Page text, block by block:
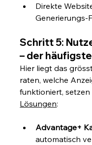
Direkte
Generierungs-
Schritt 5:
– der
Hier liegt das
raten, welche
funktioniert, setzen
Lösungen:
Advantage+
automatisch